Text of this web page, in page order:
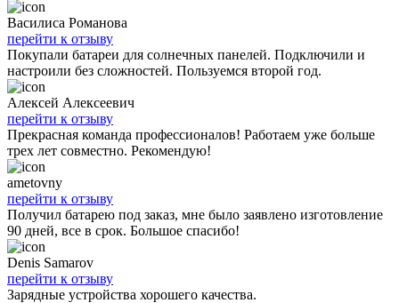
Василиса Романова
перейти к отзыву
Покупали батареи для солнечных панелей. Подключили и
настроили без сложностей. Пользуемся второй год.
Алексей Алексеевич
перейти к отзыву
Прекрасная команда профессионалов! Работаем уже больше
трех лет совместно. Рекомендую!
ametovny
перейти к отзыву
Получил батарею под заказ, мне было заявлено изготовление
90 дней, все в срок. Большое спасибо!
Denis Samarov
перейти к отзыву
Зарядные устройства хорошего качества.